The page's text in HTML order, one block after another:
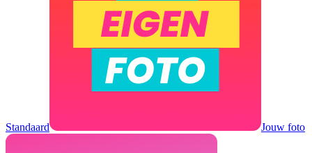
Standaard Jouw foto